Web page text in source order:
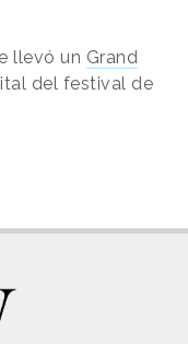
llevó un Grand
del festival de